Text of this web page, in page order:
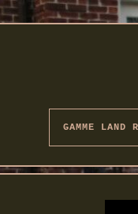
GAMME LAND